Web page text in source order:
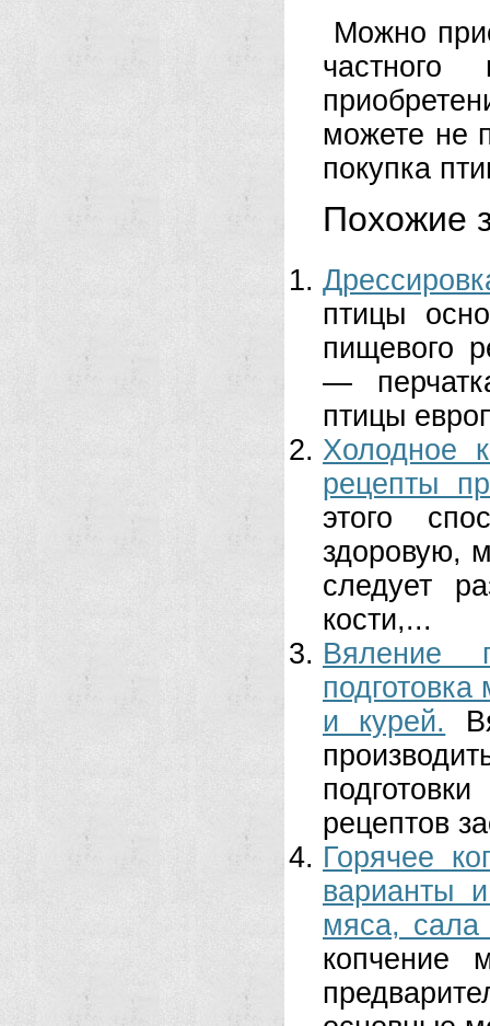
Можно
частного
можете не
покупка
Похожие
птицы
пищевого
—
птицы
Холодное
рецепты
этого
здоровую,
следует
кости,...
Вяление
и курей.
рецептов
Горячее
варианты
мяса, сала
копчение